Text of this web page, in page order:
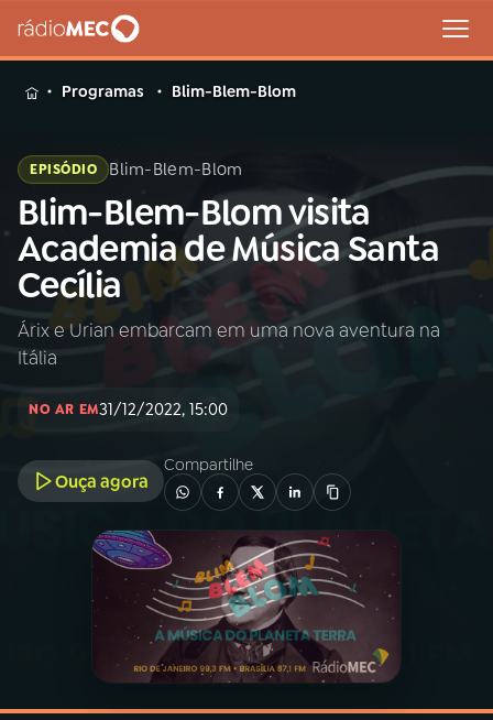
MENU
Buscar
na
Rádio
MEC
Buscar
Início AO VIVO
INÍCIO
A RÁDIO
PROGRAMAÇÃO
PROGRAMAS
Programas Blim-Blem-Blom
EPISÓDIO Blim-Blem-Blom
Blim-Blem-Blom visita
Academia de Música Santa
Cecília
Árix e Urian embarcam em uma nova aventura na
Itália
NO AR EM31/12/2022, 15:00
Ouça agora
Compartilhe